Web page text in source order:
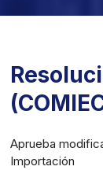
Aprueba
Importación